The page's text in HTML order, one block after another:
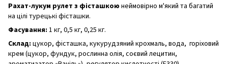
Рахат-лукум рулет з фісташкою неймовірно м'який та багатий
на цілі турецькі фісташки.
Фасування: 1 кг, 0,5 кг, 0,25 кг.
Склад: цукор, фісташка, кукурудзяний крохмаль, вода, горіховий
крем (цукор, фундук, рослинна олія, соєвий лецитин,